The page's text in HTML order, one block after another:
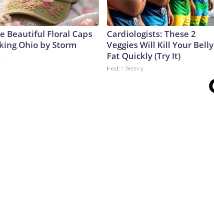
Beautiful Floral Caps
Ohio by Storm
Cardiologists: These 2
Veggies Will Kill Your Belly
Fat Quickly (Try It)
Health Weekly